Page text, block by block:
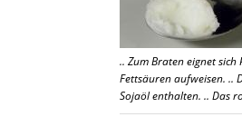
.. Zum Braten eignet
Fettsäuren aufweisen. ..
Sojaöl enthalten. .. Das